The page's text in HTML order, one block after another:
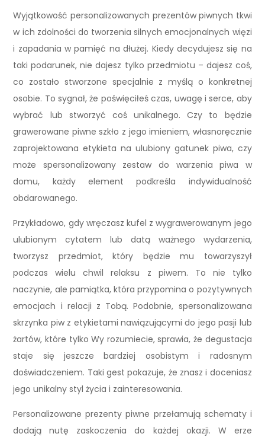
Wyjątkowość personalizowanych prezentów piwnych tkwi
w ich zdolności do tworzenia silnych emocjonalnych więzi
i zapadania w pamięć na dłużej. Kiedy decydujesz się na
taki podarunek, nie dajesz tylko przedmiotu – dajesz coś,
co zostało stworzone specjalnie z myślą o konkretnej
osobie. To sygnał, że poświęciłeś czas, uwagę i serce, aby
wybrać lub stworzyć coś unikalnego. Czy to będzie
grawerowane piwne szkło z jego imieniem, własnoręcznie
zaprojektowana etykieta na ulubiony gatunek piwa, czy
może spersonalizowany zestaw do warzenia piwa w
domu, każdy element podkreśla indywidualność
obdarowanego.
Przykładowo, gdy wręczasz kufel z wygrawerowanym jego
ulubionym cytatem lub datą ważnego wydarzenia,
tworzysz przedmiot, który będzie mu towarzyszył
podczas wielu chwil relaksu z piwem. To nie tylko
naczynie, ale pamiątka, która przypomina o pozytywnych
emocjach i relacji z Tobą. Podobnie, spersonalizowana
skrzynka piw z etykietami nawiązującymi do jego pasji lub
żartów, które tylko Wy rozumiecie, sprawia, że degustacja
staje się jeszcze bardziej osobistym i radosnym
doświadczeniem. Taki gest pokazuje, że znasz i doceniasz
jego unikalny styl życia i zainteresowania.
Personalizowane prezenty piwne przełamują schematy i
dodają nutę zaskoczenia do każdej okazji. W erze